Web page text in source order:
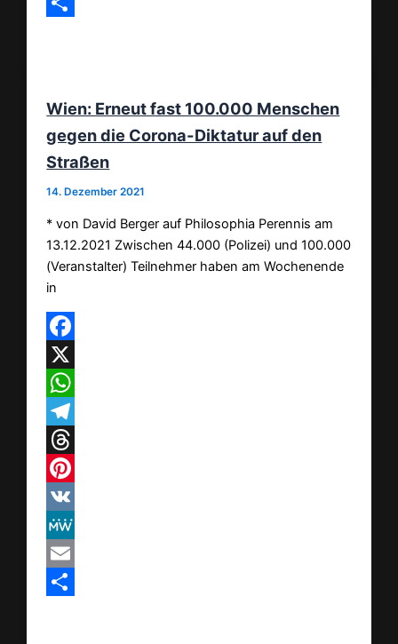
Wien: Erneut fast 100.000 Menschen
gegen die Corona-Diktatur auf den
Straßen
14. Dezember 2021
* von David Berger auf Philosophia Perennis am
13.12.2021 Zwischen 44.000 (Polizei) und 100.000
(Veranstalter) Teilnehmer haben am Wochenende
in
Facebook
X
WhatsApp
Telegram
Threads
Pinterest
VK
MeWe
Email